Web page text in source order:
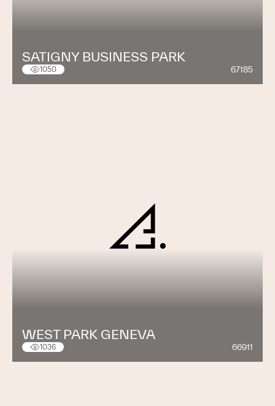
SATIGNY BUSINESS PARK
1050 67185
WEST PARK GENEVA
1036 66911